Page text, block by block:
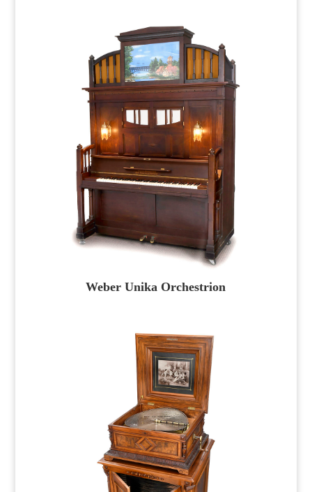
Weber Unika Orchestrion